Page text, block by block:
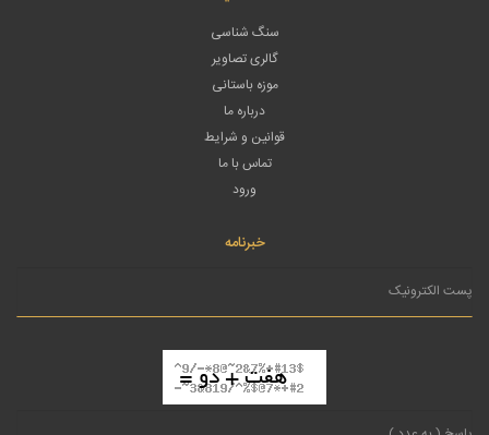
سنگ شناسی
گالری تصاویر
موزه باستانی
درباره ما
قوانین و شرایط
تماس با ما
ورود
خبرنامه